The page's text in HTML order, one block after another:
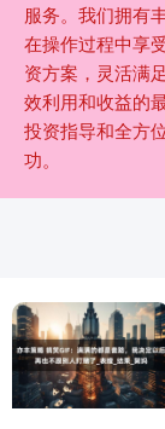
服务。我们拥有
在操作过程中享
资方案，灵活满
效利用和收益的
投资指导和全方
功。